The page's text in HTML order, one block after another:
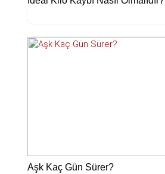
Aşk Kaç Gün Sürer?